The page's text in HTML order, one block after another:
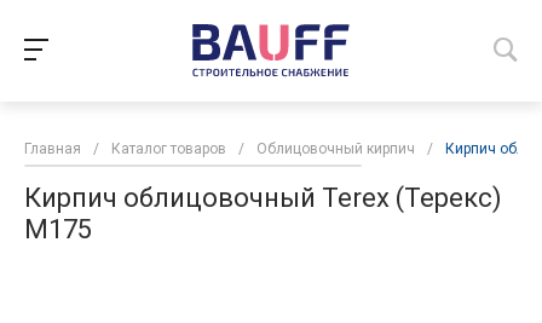
Главная / Каталог товаров / Облицовочный кирпич / Кирпич
Кирпич облицовочный Terex (Терекс)
М175